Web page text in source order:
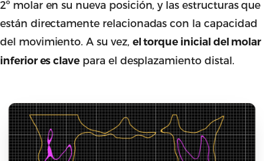
2º molar en su nueva posición, y las estructuras que
están directamente relacionadas con la capacidad
del movimiento. A su vez, el torque inicial del molar
inferior es clave para el desplazamiento distal.